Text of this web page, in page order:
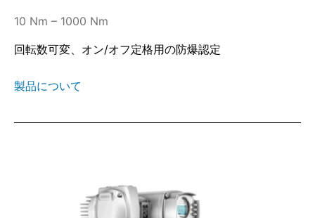
10 Nm – 1000 Nm
回転数可変、オン/オフ定格用の防爆認定
製品について